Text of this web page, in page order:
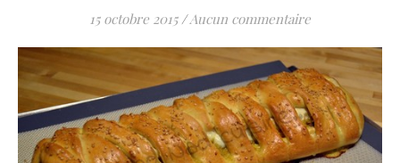
15 octobre 2015 /Aucun commentaire